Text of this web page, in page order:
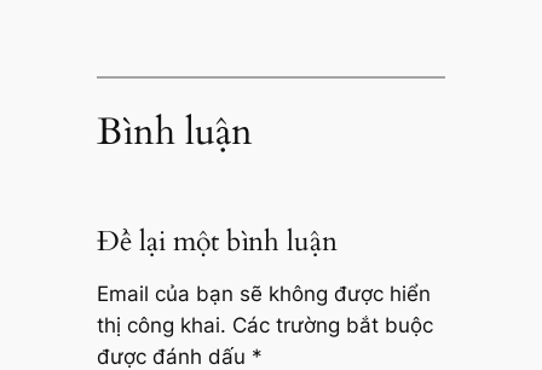
Bình luận
Để lại một bình luận
Email của bạn sẽ không được hiển
thị công khai. Các trường bắt buộc
được đánh dấu *